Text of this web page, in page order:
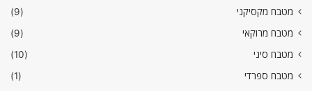
מטבח מקסיקני
(9)
מטבח מרוקאי
(9)
מטבח סיני
(10)
מטבח ספרדי
(1)